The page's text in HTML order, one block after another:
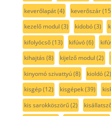
keverőlapát(4) keverőszár
kezelő modul (3) kidobó(3)
kifolyócső(13) kifúvó(6)
kihajtás (8) kijelző modul (2)
kinyomó szivattyú(8) kioldó(2)
kisgép(12) kisgépek(39)
kis sarokköszörű(2)